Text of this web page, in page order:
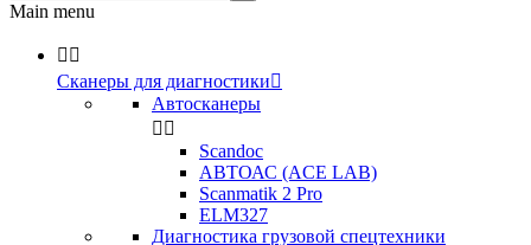
Main menu
 
Сканеры для диагностики
Автосканеры
 
Scandoc
АВТОАС (ACE LAB)
Scanmatik 2 Pro
ELM327
Диагностика грузовой спецтехники